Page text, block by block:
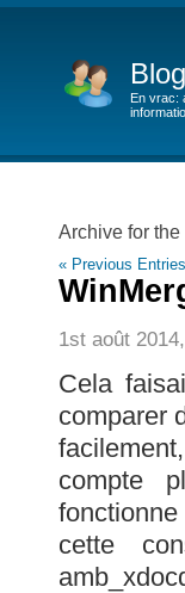
En vrac:
Archive for the
« Previous Entries
1st août
Cela
comparer
compte
cette